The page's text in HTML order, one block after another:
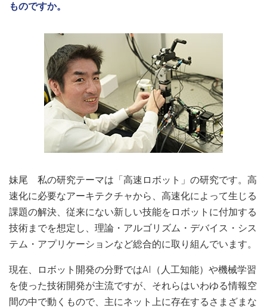
ものですか。
妹尾 私の研究テーマは「高速ロボット」の研究です。高
速化に必要なアーキテクチャから、高速化によって生じる
課題の解決、従来にない新しい技能をロボットに付加する
技術までを想定し、理論・アルゴリズム・デバイス・シス
テム・アプリケーションなど総合的に取り組んでいます。
現在、ロボット開発の分野ではAI（人工知能）や機械学習
を使った技術開発が主流ですが、それらはいわゆる情報空
間の中で動くもので、主にネット上に存在するさまざまな